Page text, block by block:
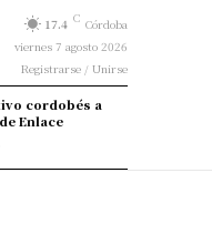
17.4 C Córdoba
viernes 7 agosto 2026
Registrarse / Unirse
cordobés a
Enlace